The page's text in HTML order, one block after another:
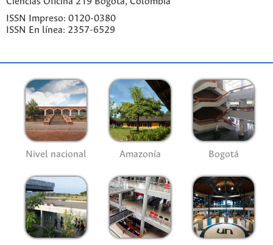
ISSN Impreso: 0120-0380
ISSN En línea: 2357-6529
Nivel nacional Amazonía Bogotá